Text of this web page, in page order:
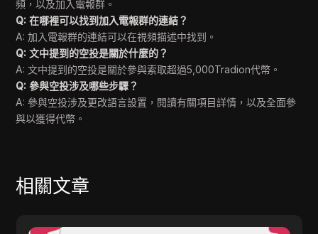
頻，以及加入電報群。
Q: 在哪裡可以找到加入電報群的連結？
A: 加入電報群的連結可以在視頻描述中找到。
Q: 文中提到的空投是關於什麼的？
A: 文中提到的空投是關於參與索取超過5,000Tradion代幣。
Q: 參與空投涉及哪些步驟？
A: 參與空投涉及更改語言設置，閱讀有關項目詳情，以及全面參
與以獲得代幣。
相關文章